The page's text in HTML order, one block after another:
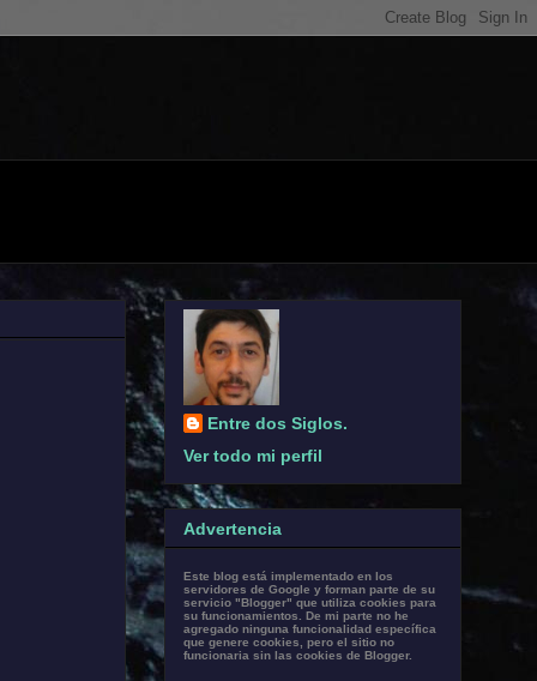
Entre dos Siglos.
Ver todo mi perfil
Advertencia
Este blog está implementado en los
servidores de Google y forman parte de su
servicio "Blogger" que utiliza cookies para
su funcionamientos. De mi parte no he
agregado ninguna funcionalidad específica
que genere cookies, pero el sitio no
funcionaria sin las cookies de Blogger.